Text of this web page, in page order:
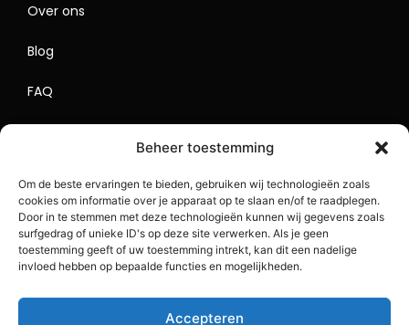
Beheer toestemming
Om de beste ervaringen te bieden, gebruiken wij technologieën zoals
cookies om informatie over je apparaat op te slaan en/of te raadplegen.
Door in te stemmen met deze technologieën kunnen wij gegevens zoals
surfgedrag of unieke ID's op deze site verwerken. Als je geen
toestemming geeft of uw toestemming intrekt, kan dit een nadelige
invloed hebben op bepaalde functies en mogelijkheden.
Accepteren
Over ons
Blog
FAQ
Lokaal Adverteren
Sitemap